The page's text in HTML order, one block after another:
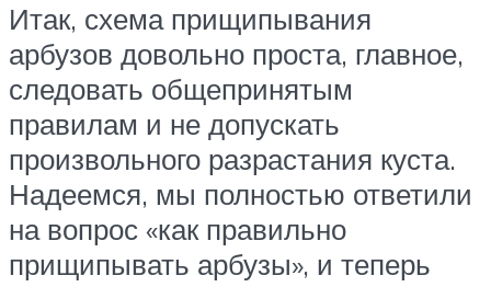
Итак, схема прищипывания
арбузов довольно проста, главное,
следовать общепринятым
правилам и не допускать
произвольного разрастания куста.
Надеемся, мы полностью ответили
на вопрос «как правильно
прищипывать арбузы», и теперь